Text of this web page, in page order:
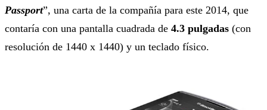
Passport”, una carta de la compañía para este 2014, que
contaría con una pantalla cuadrada de 4.3 pulgadas (con
resolución de 1440 x 1440) y un teclado físico.